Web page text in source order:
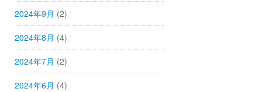
2024年9月 (2)
2024年8月 (4)
2024年7月 (2)
2024年6月 (4)